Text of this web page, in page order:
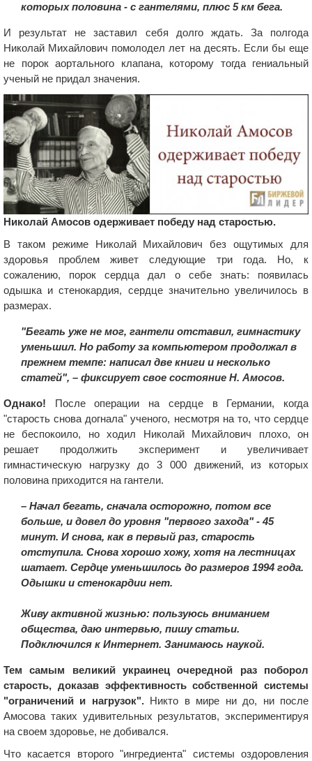
которых половина - с гантелями, плюс 5 км бега.
И результат не заставил себя долго ждать. За полгода
Николай Михайлович помолодел лет на десять. Если бы еще
не порок аортального клапана, которому тогда гениальный
ученый не придал значения.
Николай Амосов одерживает победу над старостью.
В таком режиме Николай Михайлович без ощутимых для
здоровья проблем живет следующие три года. Но, к
сожалению, порок сердца дал о себе знать: появилась
одышка и стенокардия, сердце значительно увеличилось в
размерах.
"Бегать уже не мог, гантели отставил, гимнастику
уменьшил. Но работу за компьютером продолжал в
прежнем темпе: написал две книги и несколько
статей", – фиксирует свое состояние Н. Амосов.
Однако! После операции на сердце в Германии, когда
"старость снова догнала" ученого, несмотря на то, что сердце
не беспокоило, но ходил Николай Михайлович плохо, он
решает продолжить эксперимент и увеличивает
гимнастическую нагрузку до 3 000 движений, из которых
половина приходится на гантели.
– Начал бегать, сначала осторожно, потом все
больше, и довел до уровня "первого захода" - 45
минут. И снова, как в первый раз, старость
отступила. Снова хорошо хожу, хотя на лестницах
шатает. Сердце уменьшилось до размеров 1994 года.
Одышки и стенокардии нет.
Живу активной жизнью: пользуюсь вниманием
общества, даю интервью, пишу статьи.
Подключился к Интернет. Занимаюсь наукой.
Тем самым великий украинец очередной раз поборол
старость, доказав эффективность собственной системы
"ограничений и нагрузок".Никто в мире ни до, ни после
Амосова таких удивительных результатов, экспериментируя
на своем здоровье, не добивался.
Что касается второго "ингредиента" системы оздоровления